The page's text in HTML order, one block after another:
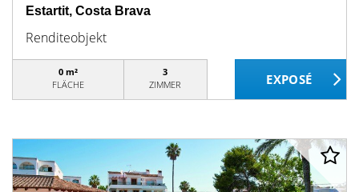
Estartit, Costa Brava
Renditeobjekt
0 m²
FLÄCHE
3
ZIMMER